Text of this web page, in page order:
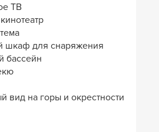
ТВ
шкаф для снаряжения
бассейн
вид на горы и окрестности